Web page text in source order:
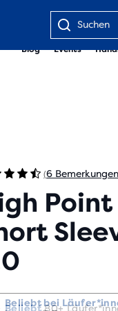
Blog Events
Gib
(6 Bemerkungen
Point
Beliebt bei